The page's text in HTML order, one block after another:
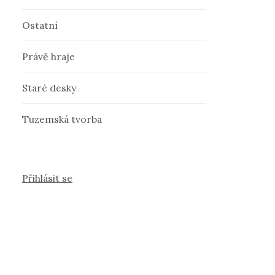
Ostatní
Právě hraje
Staré desky
Tuzemská tvorba
Přihlásit se